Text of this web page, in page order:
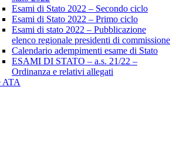
Esami di Stato 2022 – Secondo ciclo
Esami di Stato 2022 – Primo ciclo
Esami di stato 2022 – Pubblicazione
elenco regionale presidenti di commissione
Calendario adempimenti esame di Stato
ESAMI DI STATO – a.s. 21/22 –
Ordinanza e relativi allegati
ATA